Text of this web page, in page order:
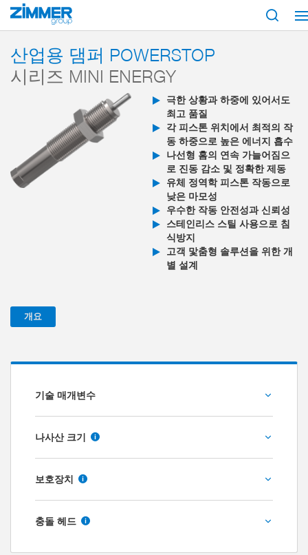
시작 제품 Mini
산업용 댐퍼 POWERSTOP
시리즈 MINI ENERGY
극한 상황과 하중에 있어서도
최고 품질
각 피스톤 위치에서 최적의 작
동 하중으로 높은 에너지 흡수
나선형 홈의 연속 가늘어짐으
로 진동 감소 및 정확한 제동
유체 정역학 피스톤 작동으로
낮은 마모성
우수한 작동 안전성과 신뢰성
스테인리스 스틸 사용으로 침
식방지
고객 맟춤형 솔루션을 위한 개
별 설계
개요
기술 매개변수
충돌속도 [m/s]
스트로크당 최대 에너지 소비량 - 연속 작동 [J]
나사산 크기
M4X0.5
M5X0.5
M6X0.5
보호장치
보호장치 미포함
스트리퍼(NBR)
충돌 헤드